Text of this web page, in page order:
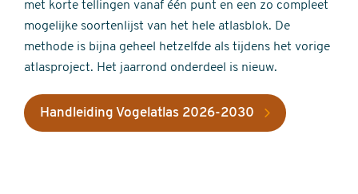
met korte tellingen vanaf één punt en een zo compleet
mogelijke soortenlijst van het hele atlasblok. De
methode is bijna geheel hetzelfde als tijdens het vorige
atlasproject. Het jaarrond onderdeel is nieuw.
Handleiding Vogelatlas 2026-2030